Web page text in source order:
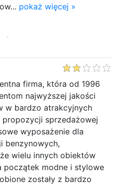
pokaż więcej »
firma, która od 1996
najwyższej jakości
w bardzo atrakcyjnych
propozycji sprzedażowej
wyposażenie dla
benzynowych,
wielu innych obiektów
początek modne i stylowe
zostały z bardzo